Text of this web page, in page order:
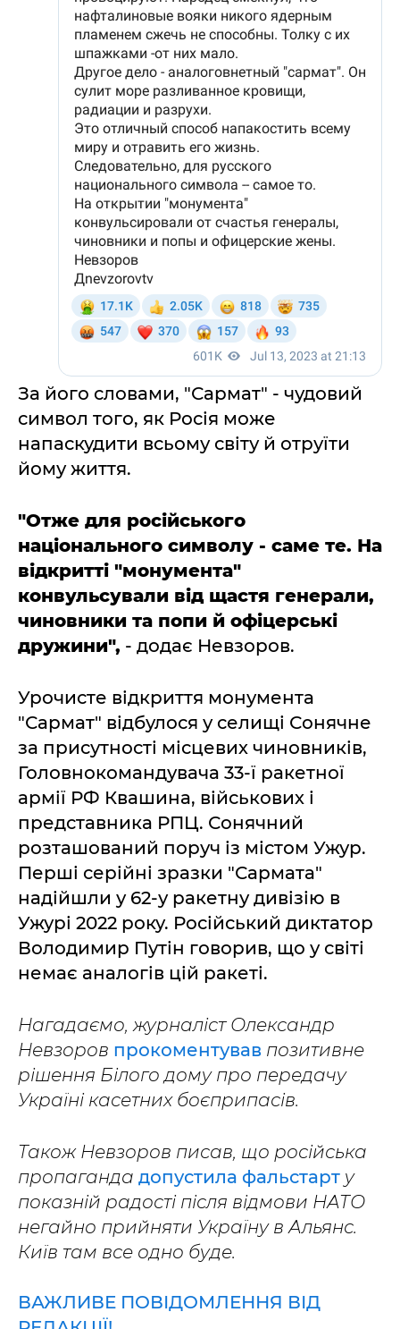
За його словами, "Сармат" - чудовий
символ того, як Росія може
напаскудити всьому світу й отруїти
йому життя.
"Отже для російського
національного символу - саме те. На
відкритті "монумента"
конвульсували від щастя генерали,
чиновники та попи й офіцерські
дружини", - додає Невзоров.
Урочисте відкриття монумента
"Сармат" відбулося у селищі Сонячне
за присутності місцевих чиновників,
Головнокомандувача 33-ї ракетної
армії РФ Квашина, військових і
представника РПЦ. Сонячний
розташований поруч із містом Ужур.
Перші серійні зразки "Сармата"
надійшли у 62-у ракетну дивізію в
Ужурі 2022 року. Російський диктатор
Володимир Путін говорив, що у світі
немає аналогів цій ракеті.
Нагадаємо, журналіст Олександр
Невзоров прокоментував позитивне
рішення Білого дому про передачу
Україні касетних боєприпасів.
Також Невзоров писав, що російська
пропаганда допустила фальстарт у
показній радості після відмови НАТО
негайно прийняти Україну в Альянс.
Київ там все одно буде.
ВАЖЛИВЕ ПОВІДОМЛЕННЯ ВІД